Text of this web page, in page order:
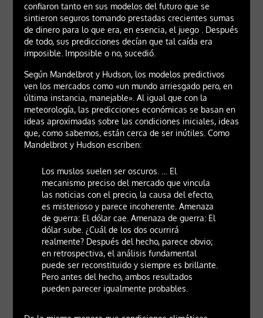
confiaron tanto en sus modelos del futuro que se
sintieron seguros tomando prestadas crecientes sumas
de dinero para lo que era, en esencia, el juego . Después
de todo, sus predicciones decían que tal caída era
imposible. Imposible o no, sucedió.
Según Mandelbrot y Hudson, los modelos predictivos
ven los mercados como «un mundo arriesgado pero, en
última instancia, manejable». Al igual que con la
meteorología, las predicciones económicas se basan en
ideas aproximadas sobre las condiciones iniciales, ideas
que, como sabemos, están cerca de ser inútiles. Como
Mandelbrot y Hudson escriben:
Los muslos suelen ser oscuros. … El
mecanismo preciso del mercado que vincula
las noticias con el precio, la causa del efecto,
es misterioso y parece incoherente. Amenaza
de guerra: El dólar cae. Amenaza de guerra: El
dólar sube. ¿Cuál de los dos ocurrirá
realmente? Después del hecho, parece obvio;
en retrospectiva, el análisis fundamental
puede ser reconstituido y siempre es brillante.
Pero antes del hecho, ambos resultados
pueden parecer igualmente probables.